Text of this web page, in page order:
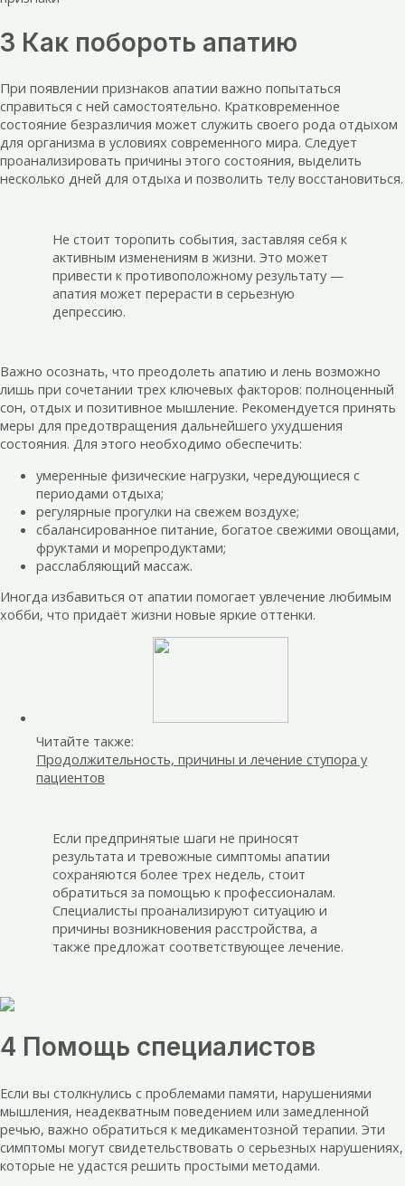
3 Как побороть апатию
При появлении признаков апатии важно попытаться
справиться с ней самостоятельно. Кратковременное
состояние безразличия может служить своего рода отдыхом
для организма в условиях современного мира. Следует
проанализировать причины этого состояния, выделить
несколько дней для отдыха и позволить телу восстановиться.
Не стоит торопить события, заставляя себя к
активным изменениям в жизни. Это может
привести к противоположному результату —
апатия может перерасти в серьезную
депрессию.
Важно осознать, что преодолеть апатию и лень возможно
лишь при сочетании трех ключевых факторов: полноценный
сон, отдых и позитивное мышление. Рекомендуется принять
меры для предотвращения дальнейшего ухудшения
состояния. Для этого необходимо обеспечить:
умеренные физические нагрузки, чередующиеся с
периодами отдыха;
регулярные прогулки на свежем воздухе;
сбалансированное питание, богатое свежими овощами,
фруктами и морепродуктами;
расслабляющий массаж.
Иногда избавиться от апатии помогает увлечение любимым
хобби, что придаёт жизни новые яркие оттенки.
Читайте также:
Продолжительность, причины и лечение ступора у
пациентов
Если предпринятые шаги не приносят
результата и тревожные симптомы апатии
сохраняются более трех недель, стоит
обратиться за помощью к профессионалам.
Специалисты проанализируют ситуацию и
причины возникновения расстройства, а
также предложат соответствующее лечение.
4 Помощь специалистов
Если вы столкнулись с проблемами памяти, нарушениями
мышления, неадекватным поведением или замедленной
речью, важно обратиться к медикаментозной терапии. Эти
симптомы могут свидетельствовать о серьезных нарушениях,
которые не удастся решить простыми методами.